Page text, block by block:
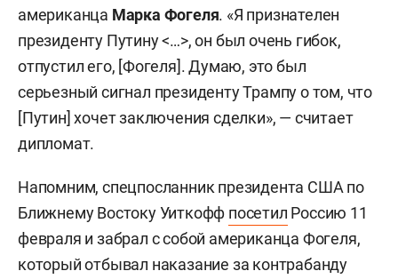
американца Марка Фогеля. «Я признателен
президенту Путину <…>, он был очень гибок,
отпустил его, [Фогеля]. Думаю, это был
серьезный сигнал президенту Трампу о том, что
[Путин] хочет заключения сделки», — считает
дипломат.
Напомним, спецпосланник президента США по
Ближнему Востоку Уиткофф посетил Россию 11
февраля и забрал с собой американца Фогеля,
который отбывал наказание за контрабанду